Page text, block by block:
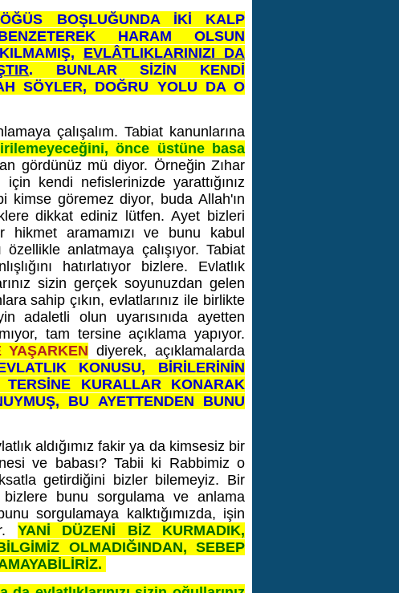
BOŞLUĞUNDA İKİ KALP
HARAM OLSUN
EVLÂTLIKLARINIZI DA
. BUNLAR SİZİN KENDİ
SÖYLER, DOĞRU YOLU DA O
çalışalım. Tabiat kanunlarına
önce üstüne basa
gördünüz mü diyor. Örneğin Zıhar
kendi nefislerinizde yarattığınız
kimse göremez diyor, buda Allah'ın
dikkat ediniz lütfen. Ayet bizleri
hikmet aramamızı ve bunu kabul
özellikle anlatmaya çalışıyor. Tabiat
hatırlatıyor bizlere. Evlatlık
sizin gerçek soyunuzdan gelen
sahip çıkın, evlatlarınız ile birlikte
adaletli olun uyarısınıda ayetten
tam tersine açıklama yapıyor.
diyerek, açıklamalarda
KONUSU, BİRİLERİNİN
KURALLAR KONARAK
BU AYETTENDEN BUNU
aldığımız fakir ya da kimsesiz bir
ve babası? Tabii ki Rabbimiz o
getirdiğini bizler bilemeyiz. Bir
bunu sorgulama ve anlama
sorgulamaya kalktığımızda, işin
YANİ DÜZENİ BİZ KURMADIK,
OLMADIĞINDAN, SEBEP